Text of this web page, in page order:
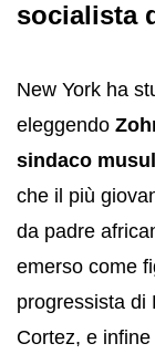
socialista
New York ha
eleggendo
sindaco
che il più
da padre
emerso come
progressista di
Cortez, e